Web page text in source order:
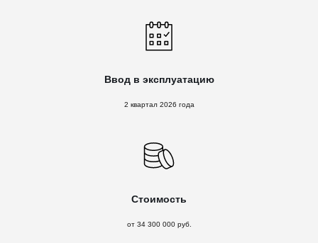
Ввод в эксплуатацию
2 квартал 2026 года
Стоимость
от 34 300 000 руб.